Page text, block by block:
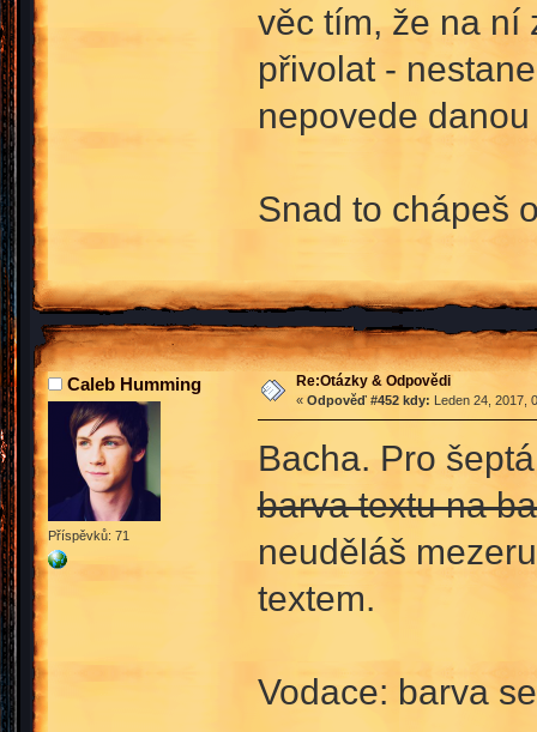
věc tím, že na ní
přivolat -
nepovede
Snad to chápeš
Caleb Humming
Příspěvků: 71
Re:Otázky & Odpovědi
« Odpověď #452 kdy: Leden 24, 2017,
Bacha. Pro
barva textu na
neuděláš
textem.
Vodace: barva